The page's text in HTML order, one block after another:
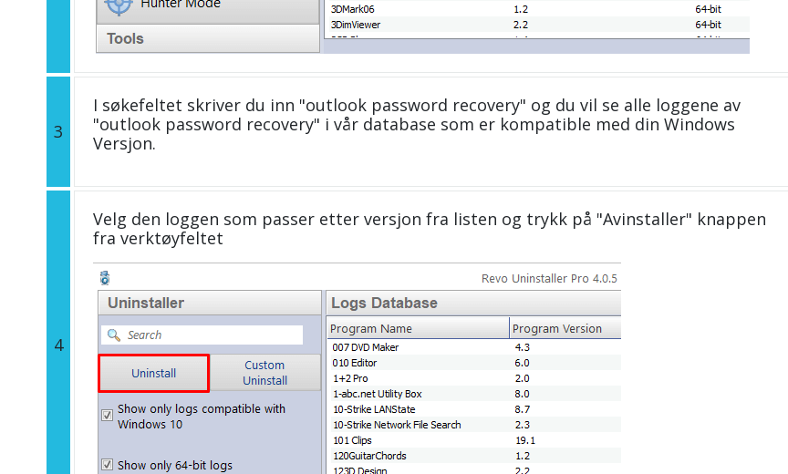
3
I søkefeltet skriver du inn "outlook password recovery" og du vil se alle loggene av
"outlook password recovery" i vår database som er kompatible med din Windows
Versjon.
4
Velg den loggen som passer etter versjon fra listen og trykk på "Avinstaller" knappen
fra verktøyfeltet